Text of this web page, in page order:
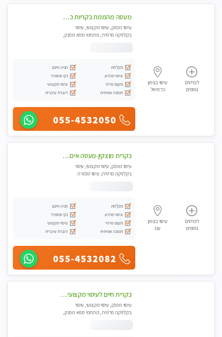
לפרטים
נוספים
עיסוי בצפון
כרמיאל
מעסה מהממת בקריות כל סוגי העיסויים מעסה מקצועית ואיכותית פרטי!!!
עיסוי מפנק, עיסוי מקצועי, עיסוי
בקלניקה פרטית, מתחמי ספא מפנק,
מקלחת
חניה חינם
עיסוי מרגיע
נקי ומסודר
מקום פרטי
עיסוי מקצועי
תמונה אמיתית
דוברת עיברית
055-4532050
לפרטים
נוספים
עיסוי בצפון
עכו
בקרית מוצקין-מעסה איכותית מקצועית ומפנקת בקריות
עיסוי מפנק, עיסוי מקצועי, עיסוי
בקלניקה פרטית, עיסוי טנטרה
מקלחת
חניה חינם
עיסוי מרגיע
נקי ומסודר
מקום פרטי
עיסוי מקצועי
תמונה אמיתית
דוברת עיברית
055-4532082
בקרית חיים לעיסוי מקצועי ואיכותי מומלץ
עיסוי מפנק, עיסוי מקצועי, עיסוי
בקלניקה פרטית, מתחמי ספא מפנק,